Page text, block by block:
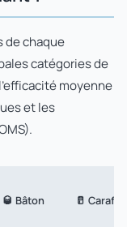
de chaque
catégories de
moyenne
et les
🥃 Bâton 🥛 Carafe